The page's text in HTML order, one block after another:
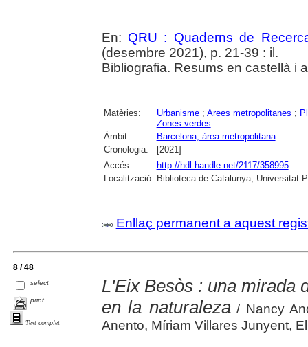
En: QRU : Quaderns de
(desembre 2021), p. 21-39 : il.
Bibliografia. Resums en castellà i
Matèries: Urbanisme; Arees metropolitanes ;
Zones verdes
Àmbit:
Barcelona, àrea metropolitana
Cronologia:
[2021]
Accés:
http://hdl.handle.net/2117/358995
Localització: Biblioteca de Catalunya; Universitat
Enllaç permanent a aquest
8 / 48
select
print
Text complet
L'Eix Besòs : una mirada
en la naturaleza/ Nancy
Anento, Míriam Villares Junyent,